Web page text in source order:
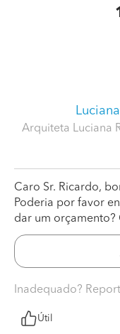
1
Arquiteta Luciana
Caro Sr. Ricardo,
Poderia por favor
dar um
Inadequado?
Útil